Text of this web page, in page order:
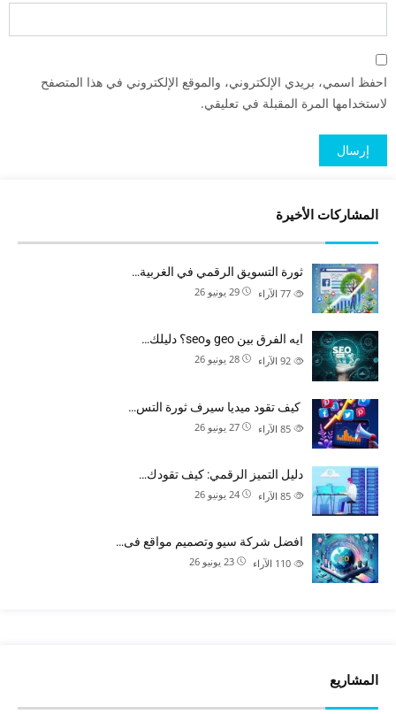
احفظ اسمي، بريدي الإلكتروني، والموقع الإلكتروني في هذا المتصفح
لاستخدامها المرة المقبلة في تعليقي.
المشاركات الأخيرة
ثورة التسويق الرقمي في الغربية…
29 يونيو 26 الآراء
ايه الفرق بين geo وseo؟ دليلك…
28 يونيو 26 الآراء
كيف تقود ميديا سيرف ثورة التس…
27 يونيو 26 الآراء
دليل التميز الرقمي: كيف تقودك…
24 يونيو 26 الآراء
افضل شركة سيو وتصميم مواقع فى…
23 يونيو 26 الآراء
المشاريع